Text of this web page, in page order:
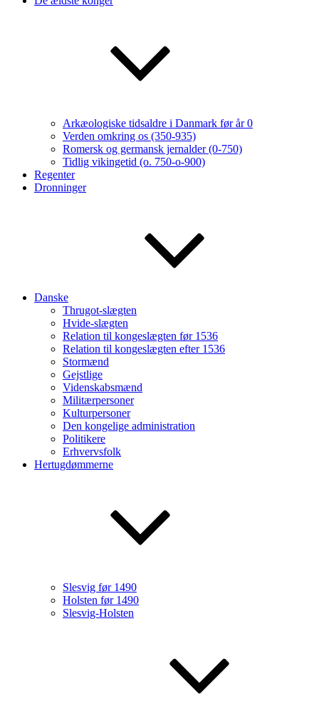
Arkæologiske tidsaldre i Danmark før år 0
Verden omkring os (350-935)
Romersk og germansk jernalder (0-750)
Tidlig vikingetid (o. 750-o-900)
Regenter
Dronninger
Danske
Thrugot-slægten
Hvide-slægten
Relation til kongeslægten før 1536
Relation til kongeslægten efter 1536
Stormænd
Gejstlige
Videnskabsmænd
Militærpersoner
Kulturpersoner
Den kongelige administration
Politikere
Erhvervsfolk
Hertugdømmerne
Slesvig før 1490
Holsten før 1490
Slesvig-Holsten